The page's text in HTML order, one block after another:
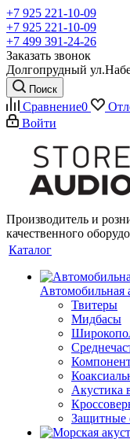
+7 925 221-10-09
+7 925 221-10-09
+7 499 391-24-26
Заказать звонок
Долгопрудный
Поиск
Сравнение0
Войти
Производитель и
качественного
Каталог
Автомобильная
Твитеры
Мидбасы
Акустика
Защитные